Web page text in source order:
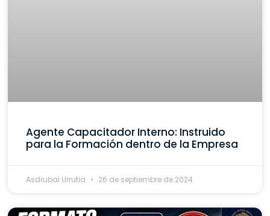
Agente Capacitador Interno: Instruido
para la Formación dentro de la Empresa
Asdrubal Urrutia 26 de septiembre de 2024